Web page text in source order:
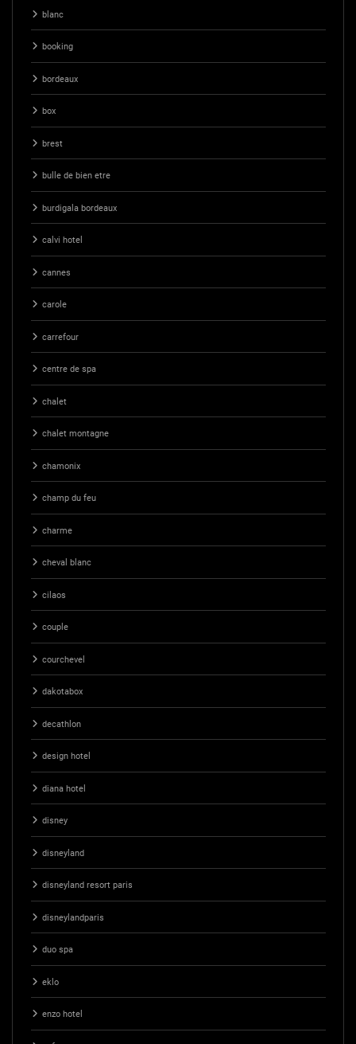
blanc
booking
bordeaux
box
brest
bulle de bien etre
burdigala bordeaux
calvi hotel
cannes
carole
carrefour
centre de spa
chalet
chalet montagne
chamonix
champ du feu
charme
cheval blanc
cilaos
couple
courchevel
dakotabox
decathlon
design hotel
diana hotel
disney
disneyland
disneyland resort paris
disneylandparis
duo spa
eklo
enzo hotel